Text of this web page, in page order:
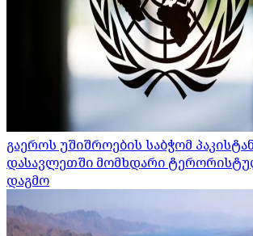
გაეროს უშიშროების საბჭომ
დასავლეთში მომხდარი
დაგმო